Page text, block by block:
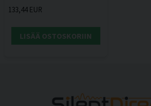
133,44 EUR
LISÄÄ OSTOSKORIIN